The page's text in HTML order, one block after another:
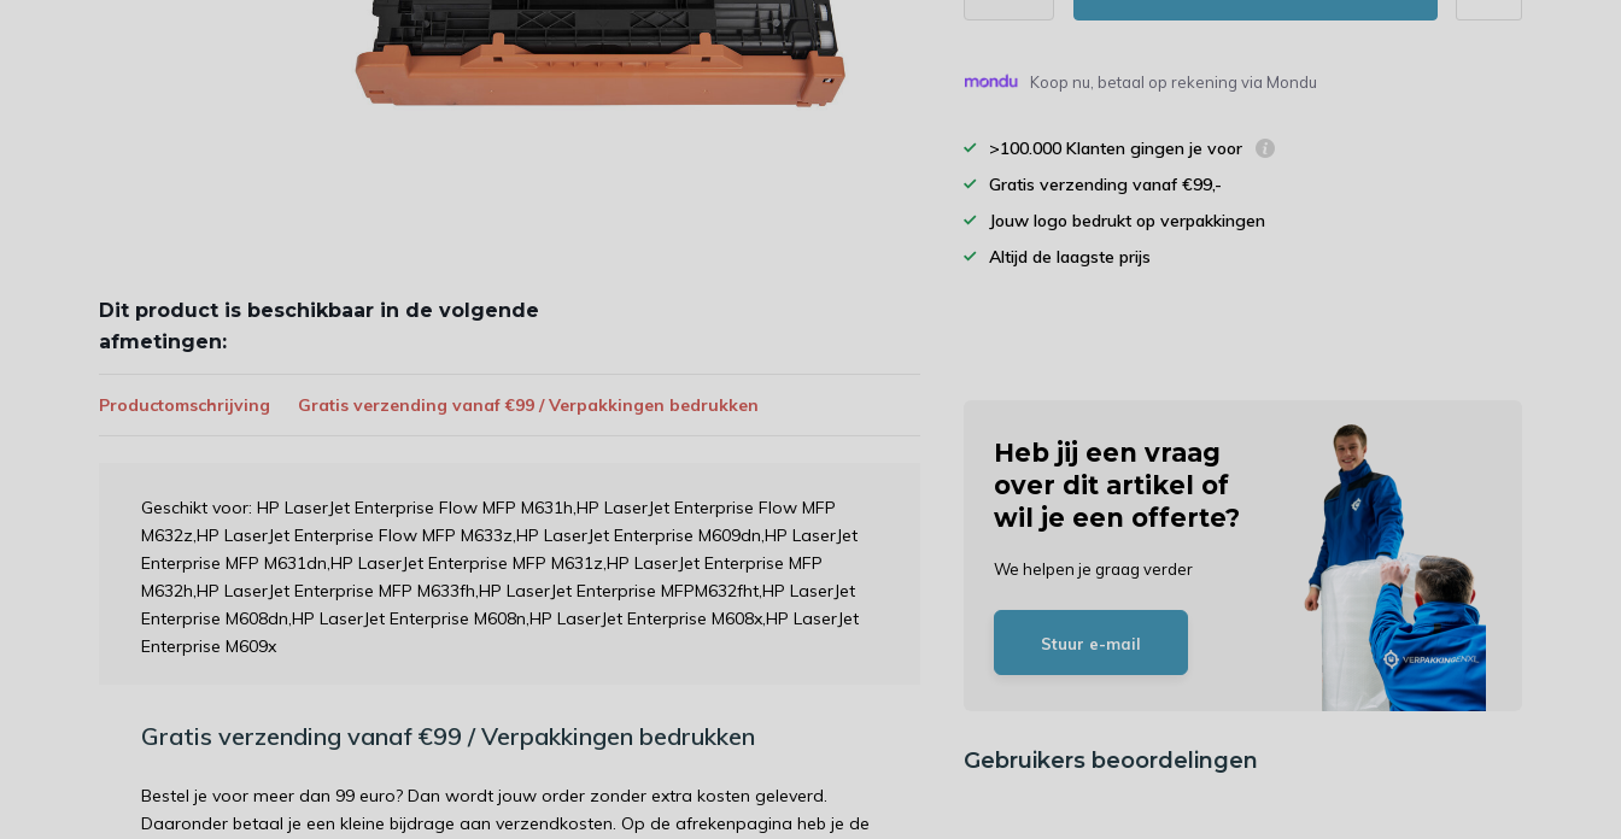
Koop nu, betaal op rekening via Mondu
>100.000 Klanten gingen je voor
Gratis verzending vanaf €99,-
Jouw logo bedrukt op verpakkingen
Altijd de laagste prijs
Dit product is beschikbaar in de volgende
afmetingen:
Productomschrijving Gratis verzending vanaf €99 / Verpakkingen bedrukken
Geschikt voor: HP LaserJet Enterprise Flow MFP M631h,HP LaserJet Enterprise Flow MFP
M632z,HP LaserJet Enterprise Flow MFP M633z,HP LaserJet Enterprise M609dn,HP LaserJet
Enterprise MFP M631dn,HP LaserJet Enterprise MFP M631z,HP LaserJet Enterprise MFP
M632h,HP LaserJet Enterprise MFP M633fh,HP LaserJet Enterprise MFPM632fht,HP LaserJet
Enterprise M608dn,HP LaserJet Enterprise M608n,HP LaserJet Enterprise M608x,HP LaserJet
Enterprise M609x
Gratis verzending vanaf €99 / Verpakkingen bedrukken
Bestel je voor meer dan 99 euro? Dan wordt jouw order zonder extra kosten geleverd.
Daaronder betaal je een kleine bijdrage aan verzendkosten. Op de afrekenpagina heb je de
Heb jij een vraag
over dit artikel of
wil je een offerte?
We helpen je graag verder
Stuur e-mail
Gebruikers beoordelingen